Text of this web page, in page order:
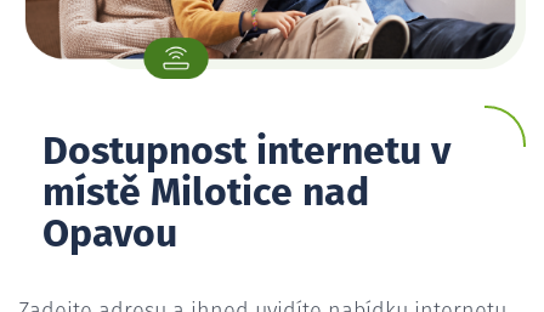
Dostupnost internetu v
místě Milotice nad
Opavou